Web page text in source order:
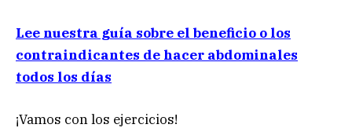
Lee nuestra guía sobre el beneficio o los
contraindicantes de hacer abdominales
todos los días
¡Vamos con los ejercicios!